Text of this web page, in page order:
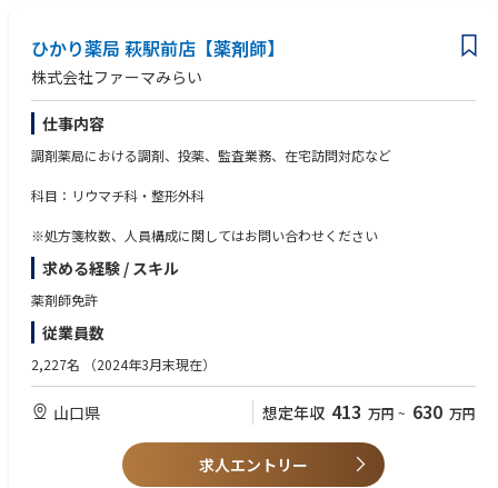
④ICT導入等の業務効率化
現場でも働く薬剤師が機器を選定し、IT専門の本部スタッフがICT環境の支
援を行っています。
⑤キャリアの多様性
店舗の管理薬剤師やラウンダー、エリアマネージャーに加え、CHCPファ
経営支援を担う役割へのキャリアチェンジをしたり、様々なキャリア形成
ップした方もいらっしゃいます。
ひかり薬局 萩駅前店【薬剤師】
株式会社ファーマみらい
仕事内容
調剤薬局における調剤、投薬、監査業務、在宅訪問対応など
科目：リウマチ科・整形外科
※処方箋枚数、人員構成に関してはお問い合わせください
求める経験 / スキル
薬剤師免許
従業員数
2,227名 （2024年3月末現在）
山口県 想定年収 413 万円 ~ 630 万円
求人エントリー